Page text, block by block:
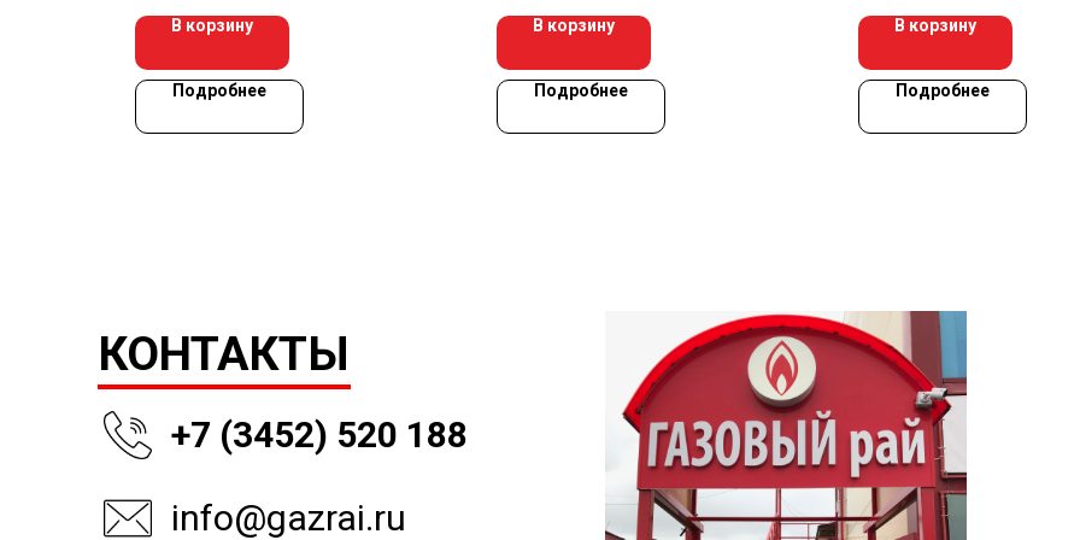
В корзину
Подробнее
В корзину
Подробнее
В корзину
Подробнее
КОНТАКТЫ
+7 (3452) 520 188
info@gazrai.ru